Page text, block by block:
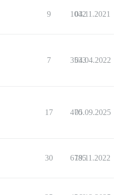
9 1042
03.11.2021
7 3533
04.04.2022
17 470
05.09.2025
30 6785
19.11.2022